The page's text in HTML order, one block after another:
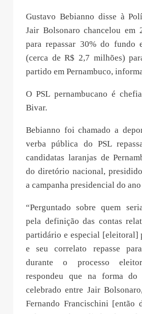
Gustavo Bebianno disse à
Jair Bolsonaro chancelou em
para repassar 30% do fundo
(cerca de R$ 2,7 milhões)
partido em Pernambuco,
O PSL pernambucano é
Bivar.
Bebianno foi chamado a
verba pública do PSL
candidatas laranjas de
do diretório nacional,
a campanha presidencial do ano
“Perguntado sobre quem
pela definição das contas
partidário e especial [eleitoral]
e seu correlato repasse
durante o processo
respondeu que na forma do
celebrado entre Jair
Fernando Francischini [então